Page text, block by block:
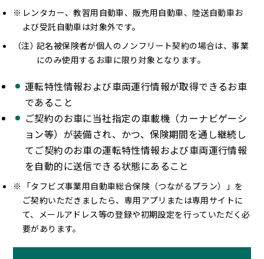
レンタカー、教習用自動車、販売用自動車、陸送自動車お
よび受託自動車は対象外です。
記名被保険者が個人のノンフリート契約の場合は、事業
にのみ使用するお車に限り対象となります。
運転特性情報および車両運行情報が取得できるお車
であること
ご契約のお車に当社指定の車載機（カーナビゲーシ
ョン等）が装備され、かつ、保険期間を通し継続し
てご契約のお車の運転特性情報および車両運行情報
を自動的に送信できる状態にあること
「タフビズ事業用自動車総合保険（つながるプラン）」を
ご契約いただきましたら、専用アプリまたは専用サイトに
て、メールアドレス等の登録や初期設定を行っていただく必
要があります。